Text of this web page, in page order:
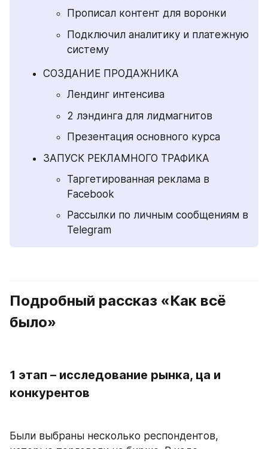
Прописал контент для воронки
Подключил аналитику и платежную
систему
СОЗДАНИЕ ПРОДАЖНИКА
Лендинг интенсива
2 лэндинга для лидмагнитов
Презентация основного курса
ЗАПУСК РЕКЛАМНОГО ТРАФИКА
Таргетированная реклама в
Facebook
Рассылки по личным сообщениям в
Telegram
Подробный рассказ «Как всё
было»
1 этап – исследование рынка, ца и
конкурентов
Были выбраны несколько респондентов,